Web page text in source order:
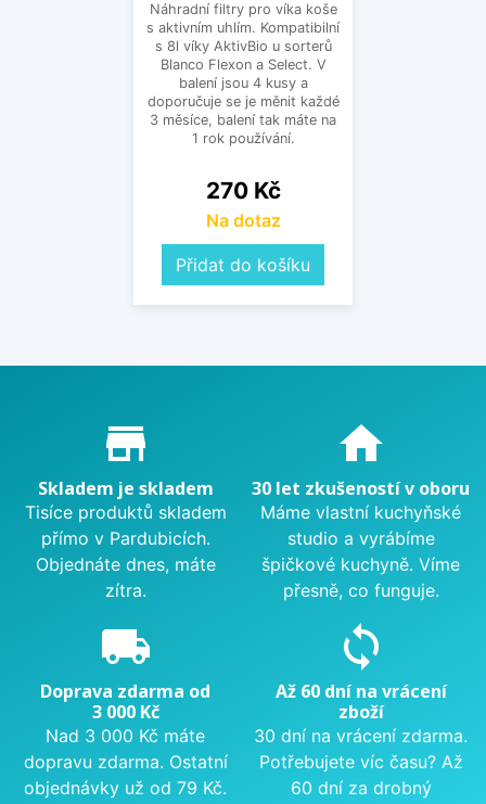
Náhradní filtry pro víka koše
s aktivním uhlím. Kompatibilní
s 8l víky AktivBio u sorterů
Blanco Flexon a Select. V
balení jsou 4 kusy a
doporučuje se je měnit každé
3 měsíce, balení tak máte na
1 rok používání.
Cena
270 Kč
Na dotaz
Přidat do košíku
Proč nakupovat u nás?
store_mall_directory
Skladem je skladem
Tisíce produktů skladem
přímo v Pardubicích.
Objednáte dnes, máte
zítra.
home
30 let zkušeností v oboru
Máme vlastní kuchyňské
studio a vyrábíme
špičkové kuchyně. Víme
přesně, co funguje.
local_shipping
Doprava zdarma od
3 000 Kč
Nad 3 000 Kč máte
dopravu zdarma. Ostatní
objednávky už od 79 Kč.
sync
Až 60 dní na vrácení
zboží
30 dní na vrácení zdarma.
Potřebujete víc času? Až
60 dní za drobný